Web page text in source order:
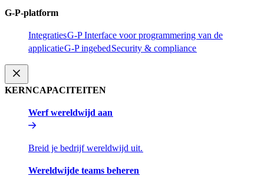
G-P-platform​​
Integraties​​G-P Interface voor programmering van de
applicatie​​G-P ingebed​​Security & compliance​​
KERNCAPACITEITEN​​
Werf wereldwijd aan​​
Breid je bedrijf wereldwijd uit.​​
Wereldwijde teams beheren​​